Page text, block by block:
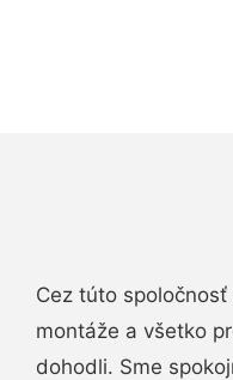
Cez túto
montáže a všetko
dohodli. Sme